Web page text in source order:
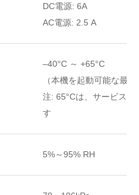
DC電源: 6A
AC電源: 2.5 A
–40°C ～ +65°C
（本機を起動可能な最
注: 65°Cは、サービス
す
5%～95% RH